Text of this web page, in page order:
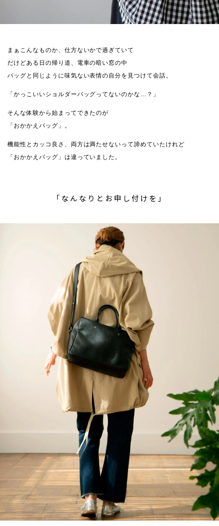
まぁこんなものか、仕方ないかで過ぎていて
だけどある日の帰り道、電車の暗い窓の中
バッグと同じように味気ない表情の自分を見つけて会話。
「かっこいいショルダーバッグってないのかな…？」
そんな体験から始まってできたのが
「おかかえバッグ」。
機能性とカッコ良さ、両方は満たせないって諦めていたけれど
「おかかえバッグ」は違っていました。
「なんなりとお申し付けを」